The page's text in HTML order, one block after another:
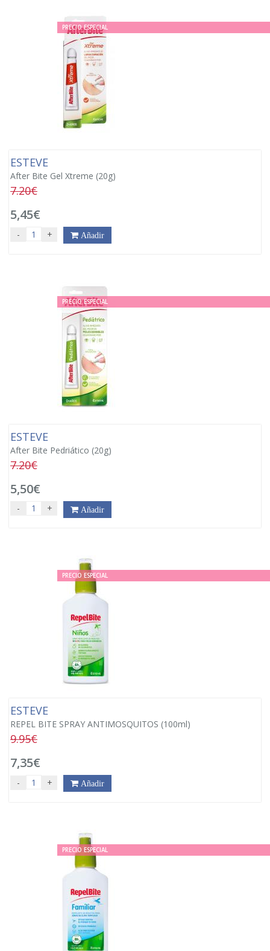
PRECIO ESPECIAL
ESTEVE
After Bite Gel Xtreme (20g)
7.20€
5,45€
- + Añadir
PRECIO ESPECIAL
ESTEVE
After Bite Pedriático (20g)
7.20€
5,50€
- + Añadir
PRECIO ESPECIAL
ESTEVE
REPEL BITE SPRAY ANTIMOSQUITOS (100ml)
9.95€
7,35€
- + Añadir
PRECIO ESPECIAL